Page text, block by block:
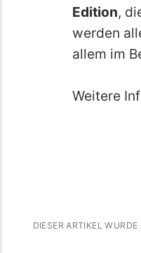
Edition,
werden
allem im
Weitere
DIESER ARTIKEL